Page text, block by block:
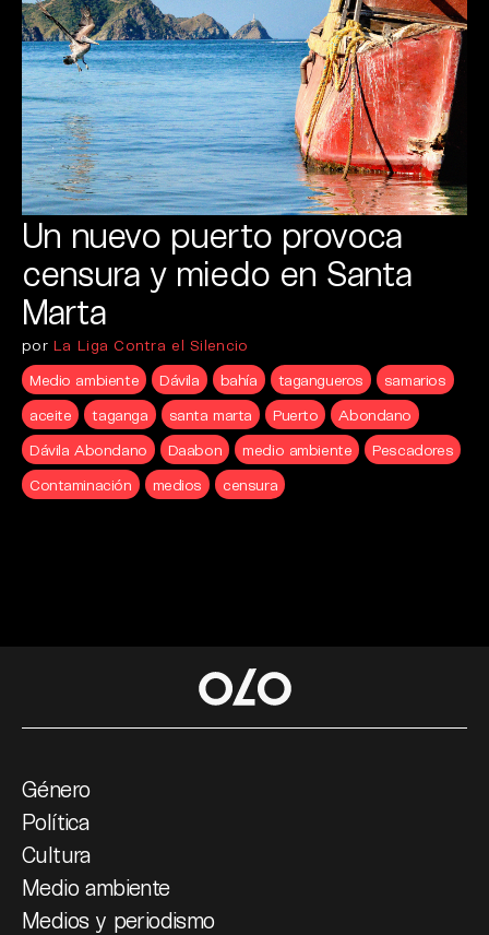
Un nuevo puerto provoca
censura y miedo en Santa
Marta
porLa Liga Contra el Silencio
Medio ambiente
Dávila bahía tagangueros
samarios
aceite
taganga santa marta Puerto
Abondano
Dávila Abondano
Daabon medio ambiente
Pescadores
Contaminación
medios censura
Género
Política
Cultura
Medio ambiente
Medios y periodismo